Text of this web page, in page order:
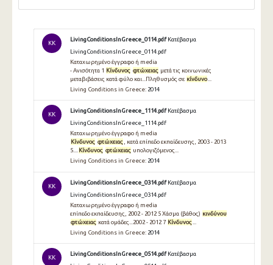
KK
LivingConditionsInGreece_0114.pdf Κατέβασμα
LivingConditionsInGreece_0114.pdf
Καταχωρημένο έγγραφο ή media
- Ανισότητα 1 Κίνδυνος φτώχειας μετά τις κοινωνικές
μεταβιβάσεις κατά φύλο και...Πληθυσμός σε κίνδυνο...
Living Conditions in Greece: 2014
KK
LivingConditionsInGreece_1114.pdf Κατέβασμα
LivingConditionsInGreece_1114.pdf
Καταχωρημένο έγγραφο ή media
Κίνδυνος φτώχειας , κατά επίπεδο εκπαίδευσης, 2003 - 2013
5.... Κίνδυνος φτώχειας υπολογιζόμενος...
Living Conditions in Greece: 2014
KK
LivingConditionsInGreece_0314.pdf Κατέβασμα
LivingConditionsInGreece_0314.pdf
Καταχωρημένο έγγραφο ή media
επίπεδο εκπαίδευσης, 2002 - 2012 5 Xάσμα (βάθος) κινδύνου
φτώχειας κατά ομάδες...2002 - 2012 7 Κίνδυνος
Living Conditions in Greece: 2014
KK
LivingConditionsInGreece_0514.pdf Κατέβασμα